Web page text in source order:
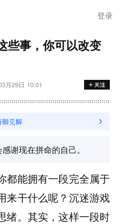
登录
些事，你可以改变
月29日 10:01
谢现在拼命的自己。
都能拥有一段完全属于
来干什么呢？沉迷游戏
绪。其实，这样一段时